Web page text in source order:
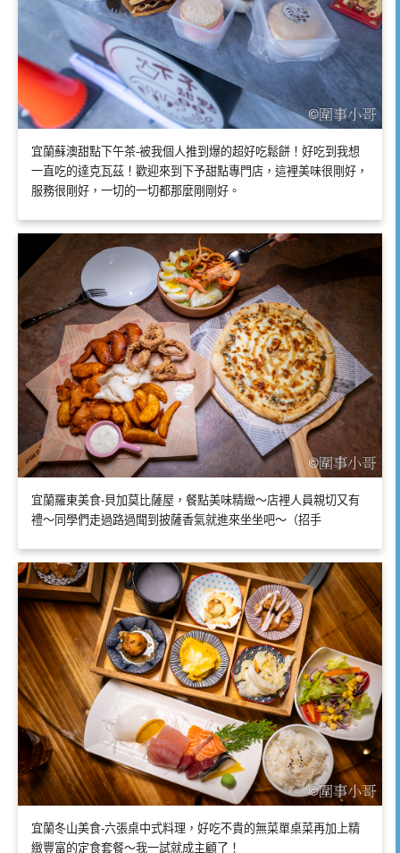
宜蘭蘇澳甜點下午茶-被我個人推到爆的超好吃鬆餅！好吃到我想
一直吃的達克瓦茲！歡迎來到下予甜點專門店，這裡美味很剛好，
服務很剛好，一切的一切都那麼剛剛好。
宜蘭羅東美食-貝加莫比薩屋，餐點美味精緻～店裡人員親切又有
禮～同學們走過路過聞到披薩香氣就進來坐坐吧～（招手
宜蘭冬山美食-六張桌中式料理，好吃不貴的無菜單桌菜再加上精
緻豐富的定食套餐～我一試就成主顧了！